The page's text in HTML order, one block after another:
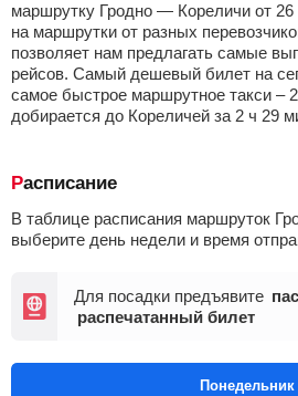
маршрутку Гродно — Кореличи от 26
на маршрутки от разных
позволяет нам предлагать самые
рейсов. Самый дешевый билет на
самое быстрое маршрутное такси –
добирается до Кореличей за 2 ч 29
Расписание
В таблице расписания маршруток
выберите день недели и время
Для посадки предъявите
распечатанный билет
Понедельник